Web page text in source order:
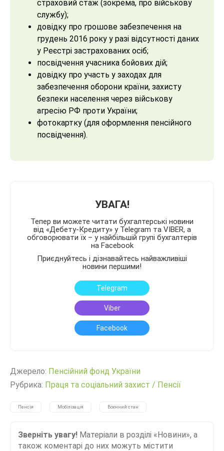
страховий стаж (зокрема, про військову
службу);
довідку про грошове забезпечення на
грудень 2016 року у разі відсутності даних
у Реєстрі застрахованих осіб;
посвідчення учасника бойових дій;
довідку про участь у заходах для
забезпечення оборони країни, захисту
безпеки населення через військову
агресію РФ проти України;
фотокартку (для оформлення пенсійного
посвідчення).
УВАГА!
Тепер ви можете читати бухгалтерські новини
від «Дебету-Кредиту» у Telegram та VIBER, а
обговорювати їх – у найбільшій групі бухгалтерів
на Facebook
Приєднуйтесь і дізнавайтесь найважливіші
новини першими!
Telegram
Viber
Facebook
Джерело: Пенсійний фонд України
Рубрика: Праця та соціальний захист / Пенсії
Пенсія Мобілізація Воєнний стан
Зверніть увагу! Матеріали в розділі «Новини», а
також коментарі до них можуть містити